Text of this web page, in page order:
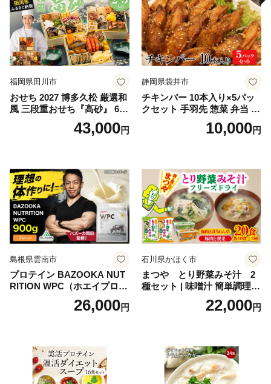
福岡県田川市
おせち 2027 博多久松 厳選和
風 三段重おせち『高砂』 6.5
寸 3段重 2～3人前 おせち料
理 重箱 お正月 冷凍おせち 縁
ち 本格おせち おせち予約 年
末 年始 お取り寄せ 新春 贅沢
おせち こだわりおせち 惣菜
老舗おせち ふるさと納税お
せち 御節 お節料理 正月 調理
不要 おせち料理2027
43,000円
静岡県袋井市
チキンバー 10本入り×5パッ
クセット 手羽先 惣菜 弁当 お
かず お酒 おつまみ ギフト キ
ャンプ アウトドア キャンプ
10,000円
島根県雲南市
プロテイン BAZOOKA NUT
RITION WPC（ホエイプロテ
イン）＜プレーン＞ 900g｜
バズーカ岡田監修・植物由来
ロン [AIEN005]
26,000円
石川県かほく市
まつや とり野菜みそ汁 2
種セット | 味噌汁 簡単調理
お味噌 おみそ みそ とり野菜
時短料理 時短ごはん ご当地
22,000円